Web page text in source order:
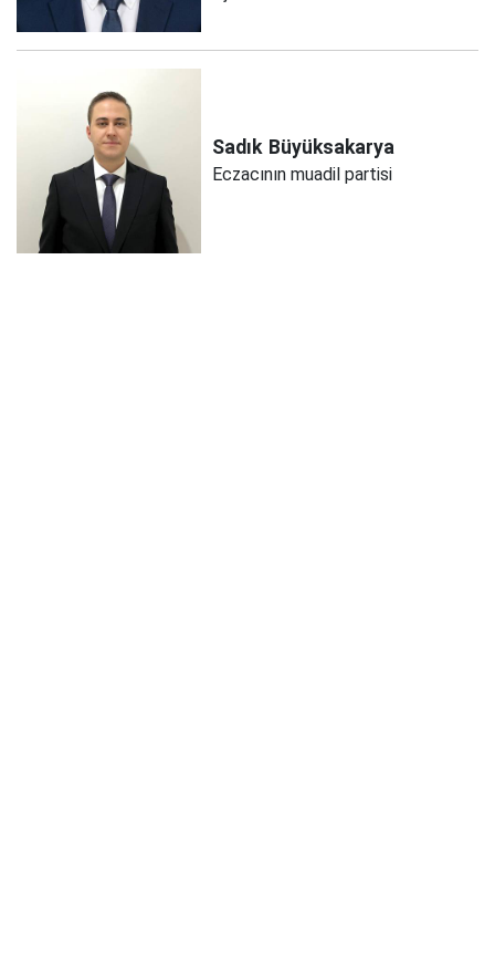
Sadık Büyüksakarya
Eczacının muadil partisi